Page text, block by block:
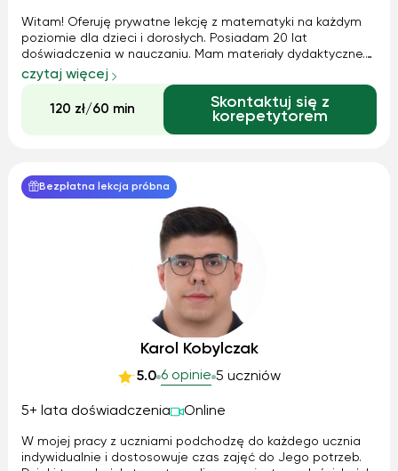
Witam! Oferuję prywatne lekcję z matematyki na każdym
poziomie dla dzieci i dorosłych. Posiadam 20 lat
doświadczenia w nauczaniu. Mam materiały dydaktyczne.
Dojeżdżam do ucznia. Zajęcia w spokojnej atmosferze.
Zainteresowanych proszę o kontakt. Serdecznie zapraszam
czytaj więcej
120 zł/60 min
Skontaktuj się z
korepetytorem
Bezpłatna lekcja próbna
Karol Kobylczak
5.0 6 opinie 5 uczniów
5+ lata doświadczenia Online
W mojej pracy z uczniami podchodzę do każdego ucznia
indywidualnie i dostosowuje czas zajęć do Jego potrzeb.